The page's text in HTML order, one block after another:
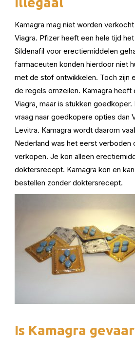
Kamagra mag niet worden
Viagra. Pfizer heeft een hele tijd
Sildenafil voor erectiemiddelen
farmaceuten konden hierdoor niet
met de stof ontwikkelen. Toch zijn
de regels omzeilen. Kamagra
Viagra, maar is stukken goedkoper.
vraag naar goedkopere opties dan
Levitra. Kamagra wordt daarom
Nederland was het eerst verboden
verkopen. Je kon alleen
doktersrecept. Kamagra kon en
bestellen zonder doktersrecept.
Is Kamagra